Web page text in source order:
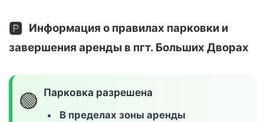
🅿️ Информация о правилах парковки и
завершения аренды в пгт. Больших Дворах
🟢 Парковка разрешена
В пределах зоны аренды